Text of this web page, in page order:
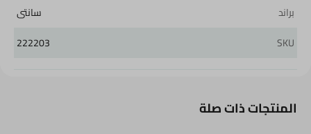
براند
سانتى
SKU
222203
المنتجات ذات صلة